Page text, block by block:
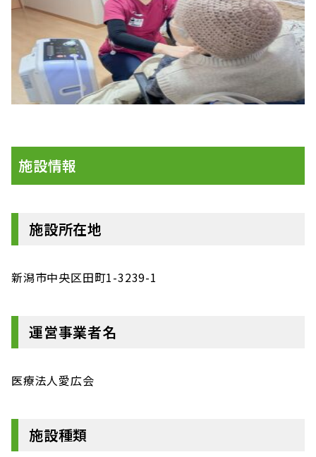
施設情報
施設所在地
新潟市中央区田町1-3239-1
運営事業者名
医療法人愛広会
施設種類